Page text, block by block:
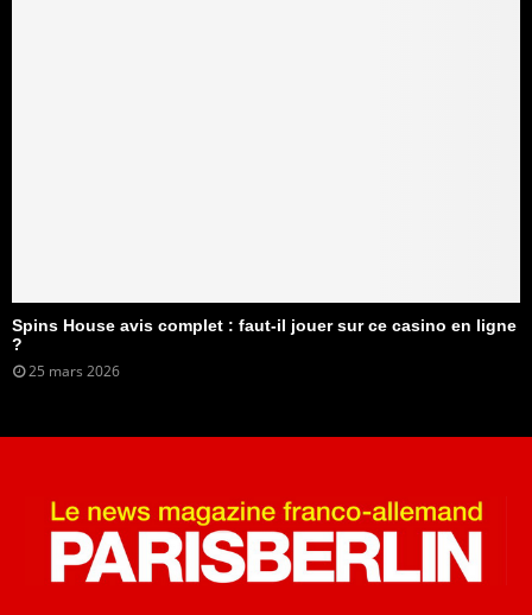
Spins House avis complet : faut-il jouer sur ce casino en ligne
?
25 mars 2026